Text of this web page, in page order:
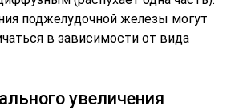
поджелудочной железы могут
в зависимости от вида
увеличения